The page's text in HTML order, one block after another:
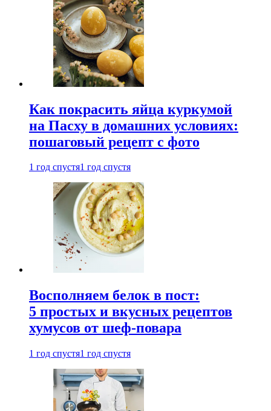
Как покрасить яйца куркумой
на Пасху в домашних условиях:
пошаговый рецепт с фото
1 год спустя1 год спустя
Восполняем белок в пост:
5 простых и вкусных рецептов
хумусов от шеф-повара
1 год спустя1 год спустя